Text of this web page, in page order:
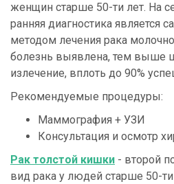
женщин старше 50-ти лет. На
ранняя диагностика
методом лечения рака
болезнь выявлена, тем выше
излечение, вплоть до 90%
Рекомендуемые процедуры:
Маммография + УЗИ
Консультация и осмотр
Рак толстой кишки - второй
вид рака у людей старше 50-